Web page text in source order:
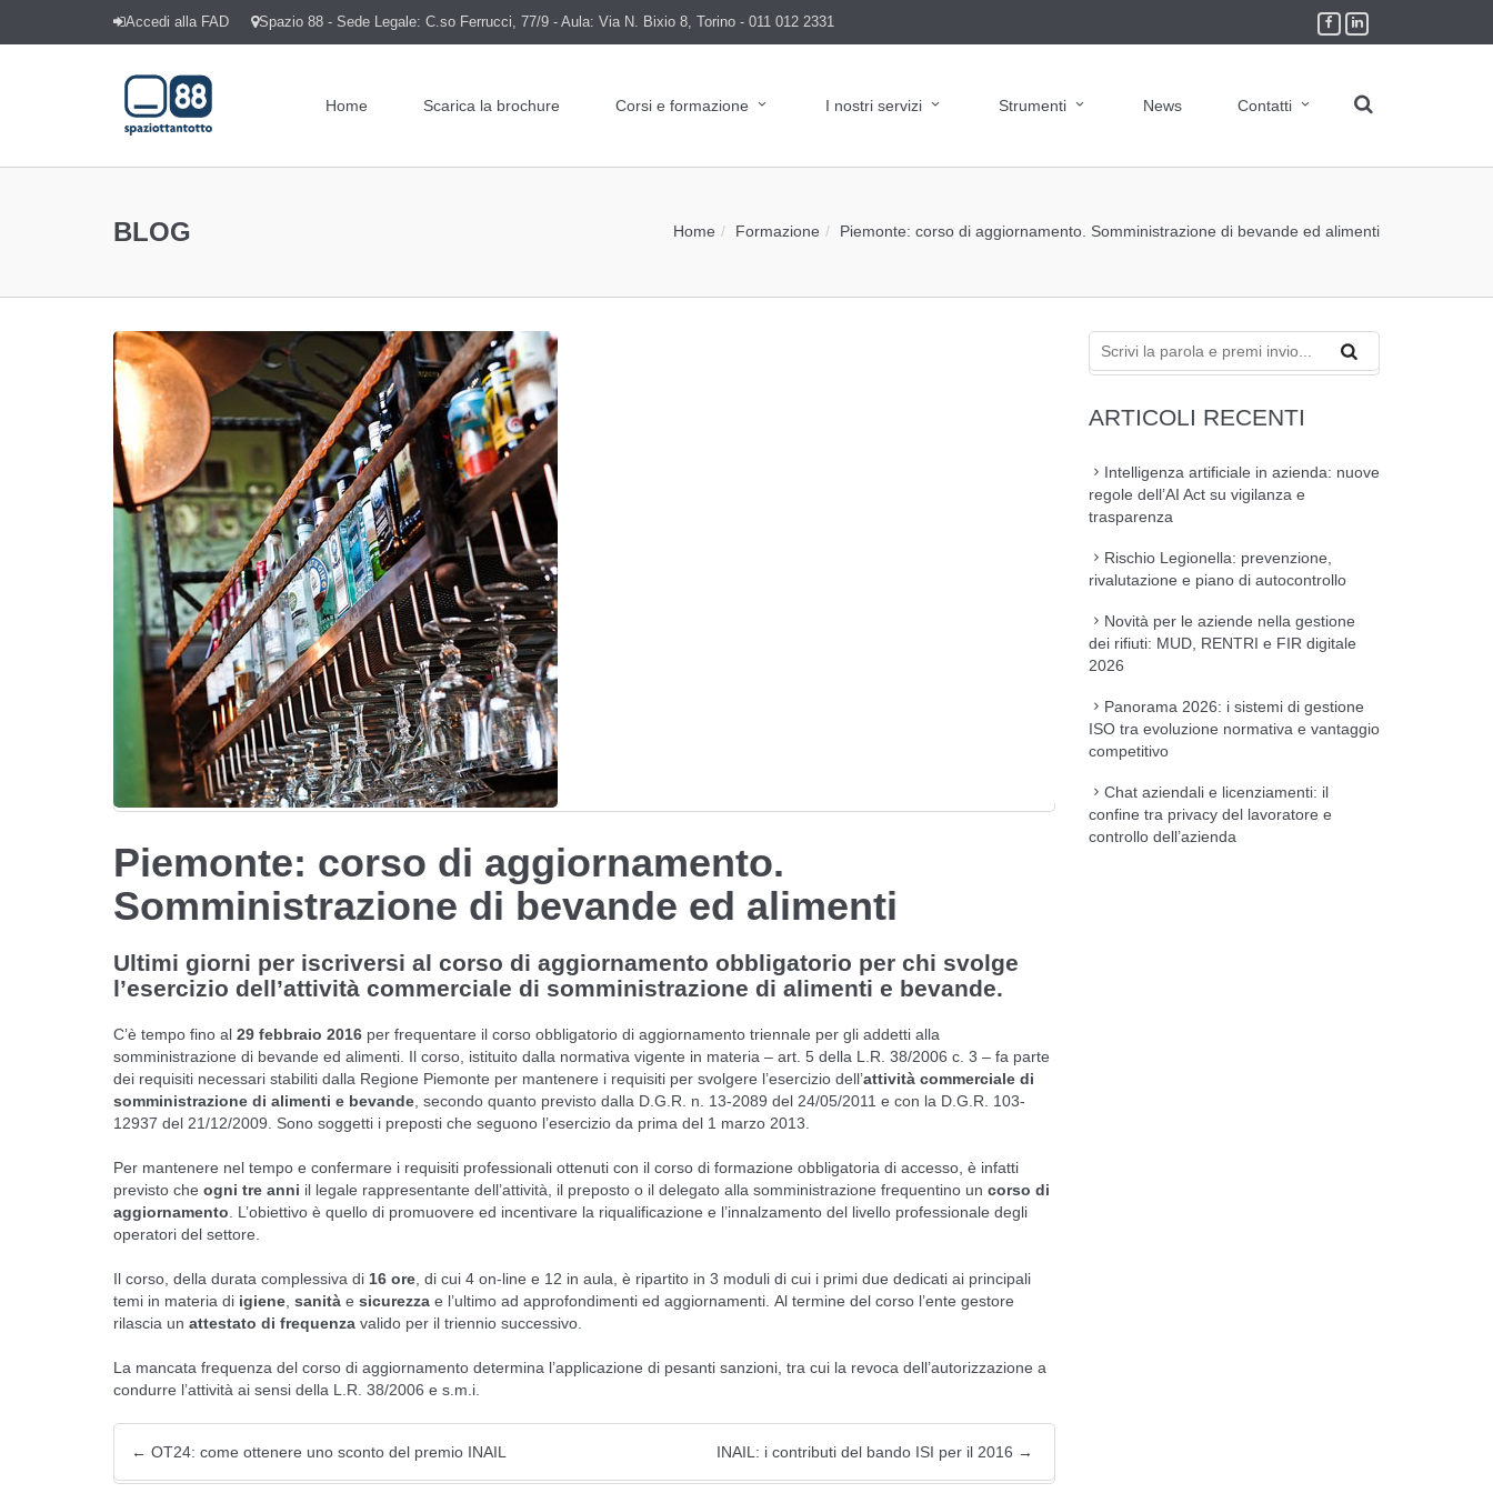
Accedi alla FAD Spazio 88 - Sede Legale: C.so Ferrucci, 77/9 - Aula: Via N. Bixio 8, Torino - 011 012 2331
Home Scarica la brochure Corsi e formazione I nostri servizi Strumenti News Contatti
BLOG Home Formazione Piemonte: corso di aggiornamento. Somministrazione di bevande ed alimenti
Piemonte: corso di aggiornamento.
Somministrazione di bevande ed alimenti
Ultimi giorni per iscriversi al corso di aggiornamento obbligatorio per chi svolge
l’esercizio dell’attività commerciale di somministrazione di alimenti e bevande.
C’è tempo fino al 29 febbraio 2016 per frequentare il corso obbligatorio di aggiornamento triennale per gli addetti alla
somministrazione di bevande ed alimenti. Il corso, istituito dalla normativa vigente in materia – art. 5 della L.R. 38/2006 c. 3 – fa parte
dei requisiti necessari stabiliti dalla Regione Piemonte per mantenere i requisiti per svolgere l’esercizio dell’attività commerciale di
somministrazione di alimenti e bevande , secondo quanto previsto dalla D.G.R. n. 13-2089 del 24/05/2011 e con la D.G.R. 103-
12937 del 21/12/2009. Sono soggetti i preposti che seguono l’esercizio da prima del 1 marzo 2013.
Per mantenere nel tempo e confermare i requisiti professionali ottenuti con il corso di formazione obbligatoria di accesso, è infatti
previsto che ogni tre anni il legale rappresentante dell’attività, il preposto o il delegato alla somministrazione frequentino un corso di
aggiornamento . L’obiettivo è quello di promuovere ed incentivare la riqualificazione e l’innalzamento del livello professionale degli
operatori del settore.
Il corso, della durata complessiva di 16 ore , di cui 4 on-line e 12 in aula, è ripartito in 3 moduli di cui i primi due dedicati ai principali
temi in materia di igiene sanità e sicurezza e l’ultimo ad approfondimenti ed aggiornamenti. Al termine del corso l’ente gestore
rilascia un attestato di frequenza valido per il triennio successivo.
La mancata frequenza del corso di aggiornamento determina l’applicazione di pesanti sanzioni, tra cui la revoca dell’autorizzazione a
condurre l’attività ai sensi della L.R. 38/2006 e s.m.i.
← OT24: come ottenere uno sconto del premio INAIL INAIL: i contributi del bando ISI per il 2016 →
ARTICOLI RECENTI
Intelligenza artificiale in azienda: nuove
regole dell’AI Act su vigilanza e
trasparenza
Rischio Legionella: prevenzione,
rivalutazione e piano di autocontrollo
Novità per le aziende nella gestione
dei rifiuti: MUD, RENTRI e FIR digitale
2026
Panorama 2026: i sistemi di gestione
ISO tra evoluzione normativa e vantaggio
competitivo
Chat aziendali e licenziamenti: il
confine tra privacy del lavoratore e
controllo dell’azienda